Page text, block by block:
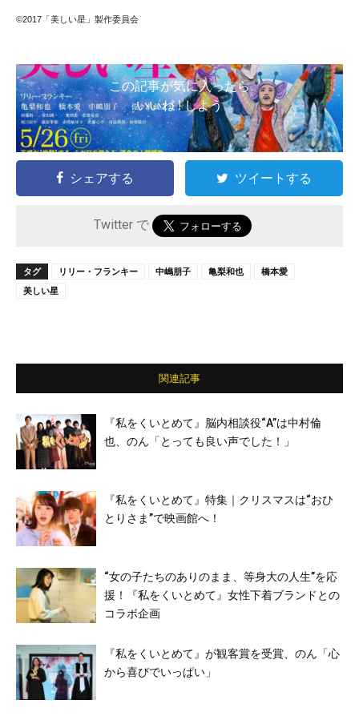
©2017「美しい星」製作委員会
この記事が気に入ったら
いいね ! しよう
シェアする ツイートする
Twitter で
タグ リリー・フランキー 中嶋朋子 亀梨和也
橋本愛
美しい星
関連記事
『私をくいとめて』脳内相談役“A”は中村倫
也、のん「とっても良い声でした！」
『私をくいとめて』特集｜クリスマスは“おひ
とりさま”で映画館へ！
“女の子たちのありのまま、等身大の人生”を応
援！『私をくいとめて』女性下着ブランドとの
コラボ企画
『私をくいとめて』が観客賞を受賞、のん「心
から喜びでいっぱい」